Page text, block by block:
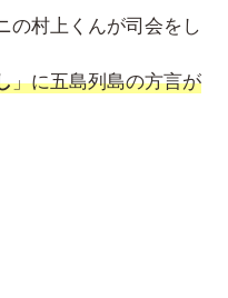
の村上くんが司会をし
」に五島列島の方言が